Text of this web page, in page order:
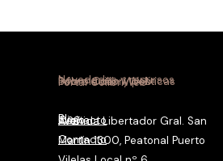
Portal ColibríWeb
Avenida Libertador Gral. San
Martín 1300, Peatonal Puerto
Información y políticas
Contacto
Sobre Colibrí Web
Inicio
Contacto
Novedades y recursos
Blog